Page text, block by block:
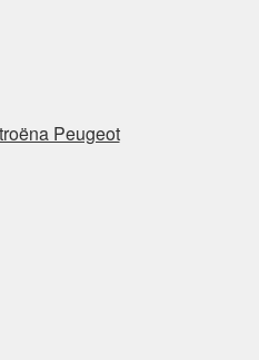
Peugeot